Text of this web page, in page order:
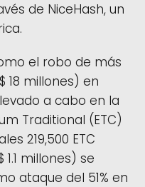
de NiceHash, un
el robo de más
18 millones) en
a cabo en la
Traditional (ETC)
219,500 ETC
millones) se
ataque del 51% en